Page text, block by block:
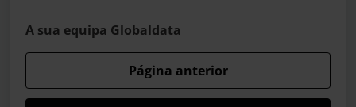
A sua equipa Globaldata
Página anterior